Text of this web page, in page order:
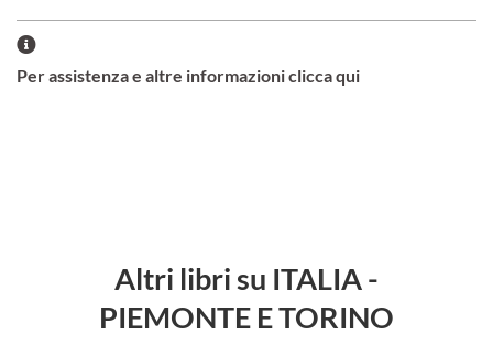
Per assistenza e altre informazioni clicca qui
Altri libri su ITALIA -
PIEMONTE E TORINO